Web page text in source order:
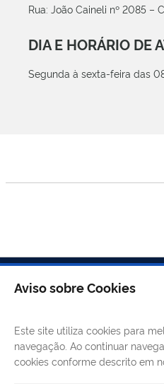
Rua: João Caineli nº 2085 –
DIA E HORÁRIO DE
Segunda à sexta-feira das
Aviso sobre Cookies
Este site utiliza cookies para
navegação. Ao continuar
cookies conforme descrito em